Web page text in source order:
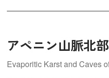
アペニン山脈北
Evaporitic Karst and Caves